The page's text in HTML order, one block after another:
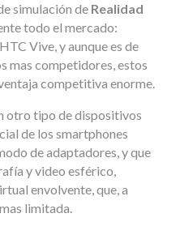
simulación de Realidad
todo el mercado:
Vive, y aunque es de
mas competidores, estos
competitiva enorme.
otro tipo de dispositivos
de los smartphones
de adaptadores, y que
y video esférico,
envolvente, que, a
limitada.